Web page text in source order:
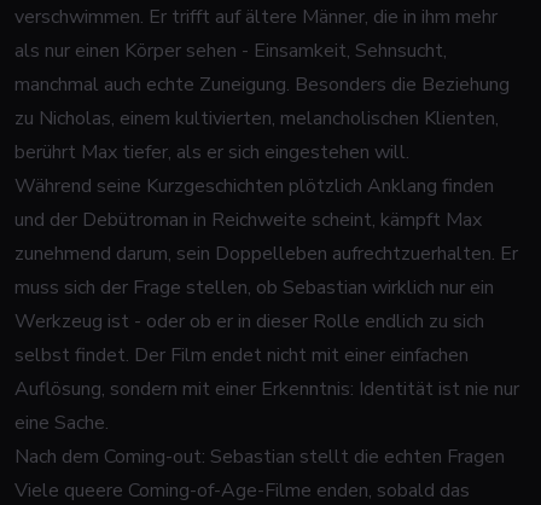
verschwimmen. Er trifft auf ältere Männer, die in ihm mehr
als nur einen Körper sehen - Einsamkeit, Sehnsucht,
manchmal auch echte Zuneigung. Besonders die Beziehung
zu Nicholas, einem kultivierten, melancholischen Klienten,
berührt Max tiefer, als er sich eingestehen will.
Während seine Kurzgeschichten plötzlich Anklang finden
und der Debütroman in Reichweite scheint, kämpft Max
zunehmend darum, sein Doppelleben aufrechtzuerhalten. Er
muss sich der Frage stellen, ob Sebastian wirklich nur ein
Werkzeug ist - oder ob er in dieser Rolle endlich zu sich
selbst findet. Der Film endet nicht mit einer einfachen
Auflösung, sondern mit einer Erkenntnis: Identität ist nie nur
eine Sache.
Nach dem Coming-out: Sebastian stellt die echten Fragen
Viele queere Coming-of-Age-Filme enden, sobald das